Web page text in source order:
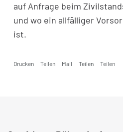
auf Anfrage beim
und wo ein allfälliger
ist.
Drucken Teilen Mail Teilen Teilen